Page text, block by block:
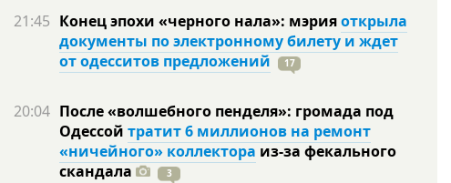
21:45 Конец эпохи «черного нала»: мэрияоткрыла
документы по электронному билету и ждет
от одесситов предложений
17
20:04 После «волшебного пенделя»: громада под
Одессой тратит 6 миллионов на ремонт
«ничейного» коллектора из-за фекального
скандала
3